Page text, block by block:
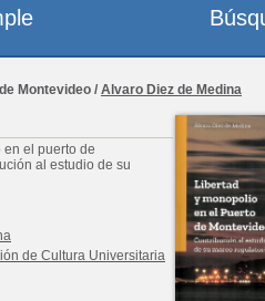
Montevideo / Alvaro Diez de Medina
en el puerto de
al estudio de su
de Cultura Universitaria